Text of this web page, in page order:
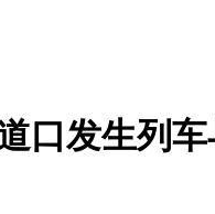
口发生列